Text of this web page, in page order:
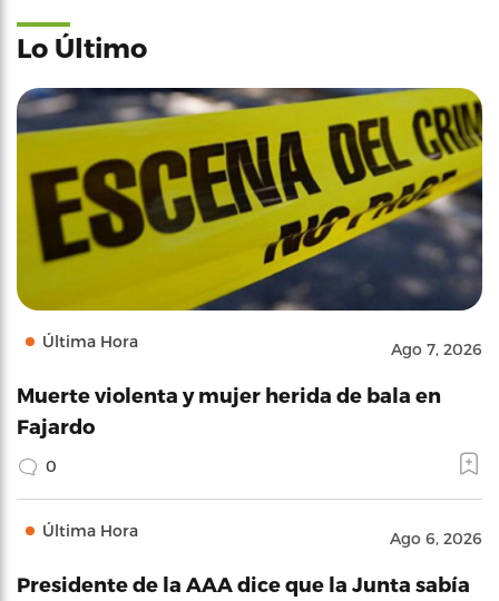
Lo Último
Última Hora Ago 7, 2026
Muerte violenta y mujer herida de bala en
Fajardo
0
Última Hora Ago 6, 2026
Presidente de la AAA dice que la Junta sabía